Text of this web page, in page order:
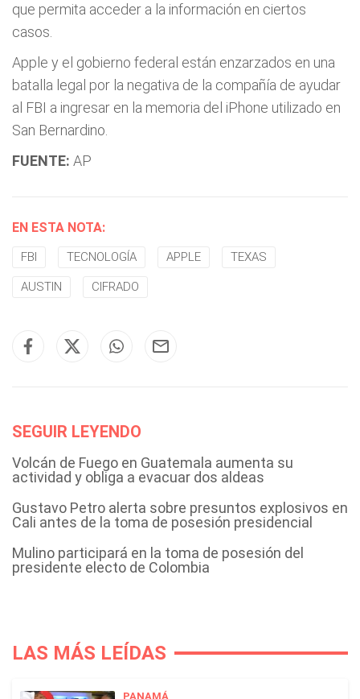
que permita acceder a la información en ciertos
casos.
Apple y el gobierno federal están enzarzados en una
batalla legal por la negativa de la compañía de ayudar
al FBI a ingresar en la memoria del iPhone utilizado en
San Bernardino.
FUENTE: AP
EN ESTA NOTA:
FBI TECNOLOGÍA APPLE TEXAS
AUSTIN CIFRADO
SEGUIR LEYENDO
Volcán de Fuego en Guatemala aumenta su
actividad y obliga a evacuar dos aldeas
Gustavo Petro alerta sobre presuntos explosivos en
Cali antes de la toma de posesión presidencial
Mulino participará en la toma de posesión del
presidente electo de Colombia
LAS MÁS LEÍDAS
PANAMÁ